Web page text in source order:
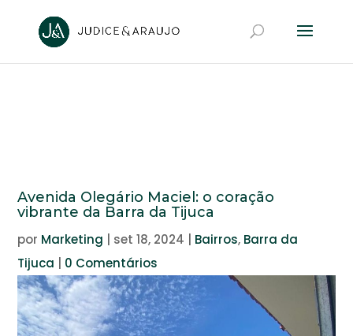
Avenida Olegário Maciel: o coração
vibrante da Barra da Tijuca
por Marketing set 18, 2024 Bairros, Barra da
Tijuca
0 Comentários